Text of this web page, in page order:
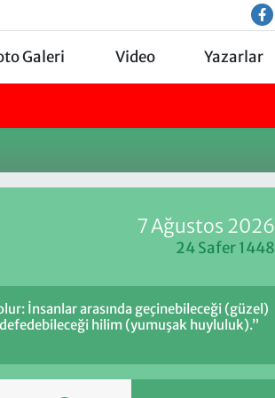
Galeri Video Yazarlar
7 Ağustos 2026
24 Safer 1448
İnsanlar arasında geçinebileceği (güzel)
defedebileceği hilim (yumuşak huyluluk).”